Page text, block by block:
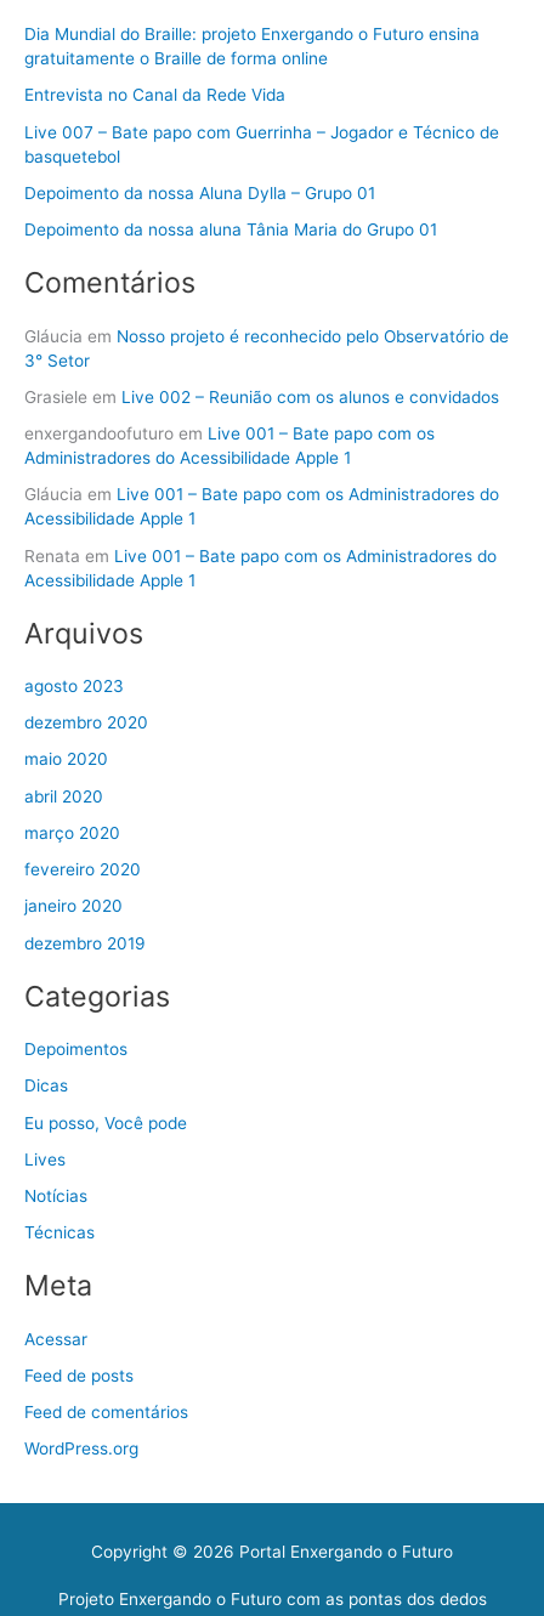
u
a
r
Dia Mundial do Braille: projeto Enxergando o Futuro ensina
gratuitamente o Braille de forma online
Entrevista no Canal da Rede Vida
Live 007 – Bate papo com Guerrinha – Jogador e Técnico de
basquetebol
Depoimento da nossa Aluna Dylla – Grupo 01
Depoimento da nossa aluna Tânia Maria do Grupo 01
Comentários
Gláucia em Nosso projeto é reconhecido pelo Observatório de
3° Setor
Grasiele em Live 002 – Reunião com os alunos e convidados
enxergandoofuturo em Live 001 – Bate papo com os
Administradores do Acessibilidade Apple 1
Gláucia em Live 001 – Bate papo com os Administradores do
Acessibilidade Apple 1
Renata em Live 001 – Bate papo com os Administradores do
Acessibilidade Apple 1
Arquivos
agosto 2023
dezembro 2020
maio 2020
abril 2020
março 2020
fevereiro 2020
janeiro 2020
dezembro 2019
Categorias
Depoimentos
Dicas
Eu posso, Você pode
Lives
Notícias
Técnicas
Meta
Acessar
Feed de posts
Feed de comentários
WordPress.org
Copyright © 2026 Portal Enxergando o Futuro
Projeto Enxergando o Futuro com as pontas dos dedos